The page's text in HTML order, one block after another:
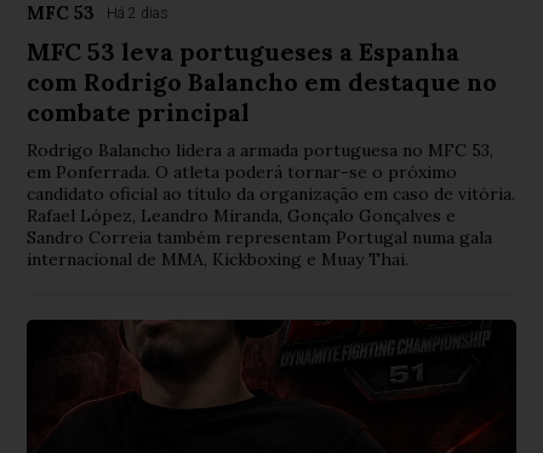
MFC 53 Há 2 dias
MFC 53 leva portugueses a Espanha
com Rodrigo Balancho em destaque no
combate principal
Rodrigo Balancho lidera a armada portuguesa no MFC 53,
em Ponferrada. O atleta poderá tornar-se o próximo
candidato oficial ao título da organização em caso de vitória.
Rafael López, Leandro Miranda, Gonçalo Gonçalves e
Sandro Correia também representam Portugal numa gala
internacional de MMA, Kickboxing e Muay Thai.